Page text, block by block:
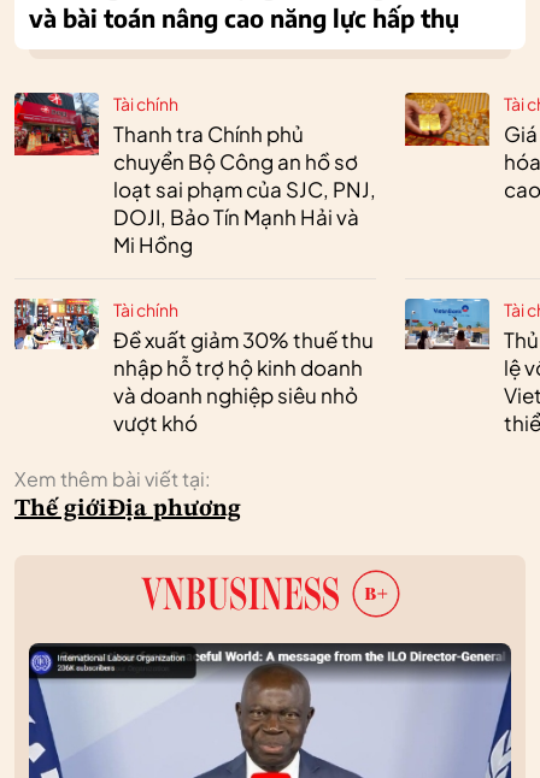
Tài chính
Thanh tra Chính phủ
chuyển Bộ Công an hồ sơ
loạt sai phạm của SJC, PNJ,
DOJI, Bảo Tín Mạnh Hải và
Mi Hồng
Tài chính
Đề xuất giảm 30% thuế thu
nhập hỗ trợ hộ kinh doanh
và doanh nghiệp siêu nhỏ
vượt khó
Tài
Tài
lệ
Xem thêm bài viết tại:
Thế giớiĐịa phương
và bài toán nâng cao năng lực hấp thụ